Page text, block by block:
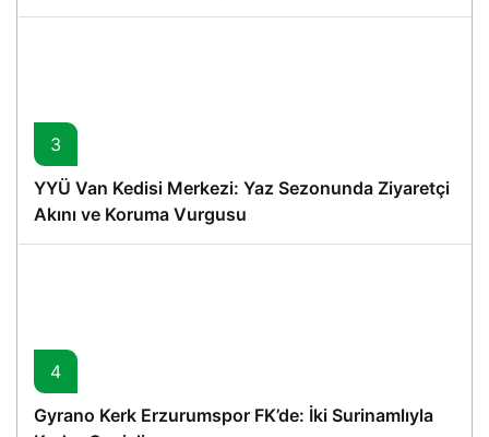
3
YYÜ Van Kedisi Merkezi: Yaz Sezonunda Ziyaretçi
Akını ve Koruma Vurgusu
4
Gyrano Kerk Erzurumspor FK’de: İki Surinamlıyla